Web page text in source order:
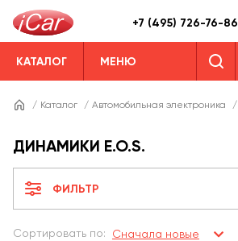
+7 (495) 726-76-86
КАТАЛОГ МЕНЮ
/ Каталог / Автомобильная электроника /
ДИНАМИКИ E.O.S.
ФИЛЬТР
Сортировать по: Сначала новые